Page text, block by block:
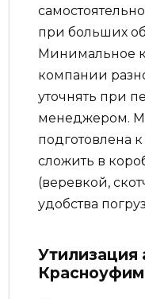
при больших
Минимальное
компании
уточнять при
менеджером.
подготовлена
сложить в
(веревкой,
удобства
Утилизация